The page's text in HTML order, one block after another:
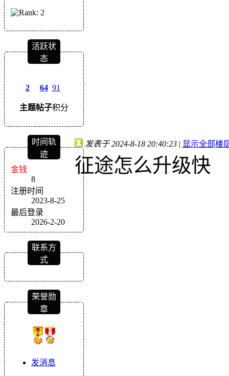
活跃状
态
2
主题
64
帖子
91
积分
时间轨
迹
金钱
8
注册时间
2023-8-25
最后登录
2026-2-20
联系方
式
荣誉勋
章
发消息
发表于 2024-8-18 20:40:23 | 显示全部楼
征途怎么升级快